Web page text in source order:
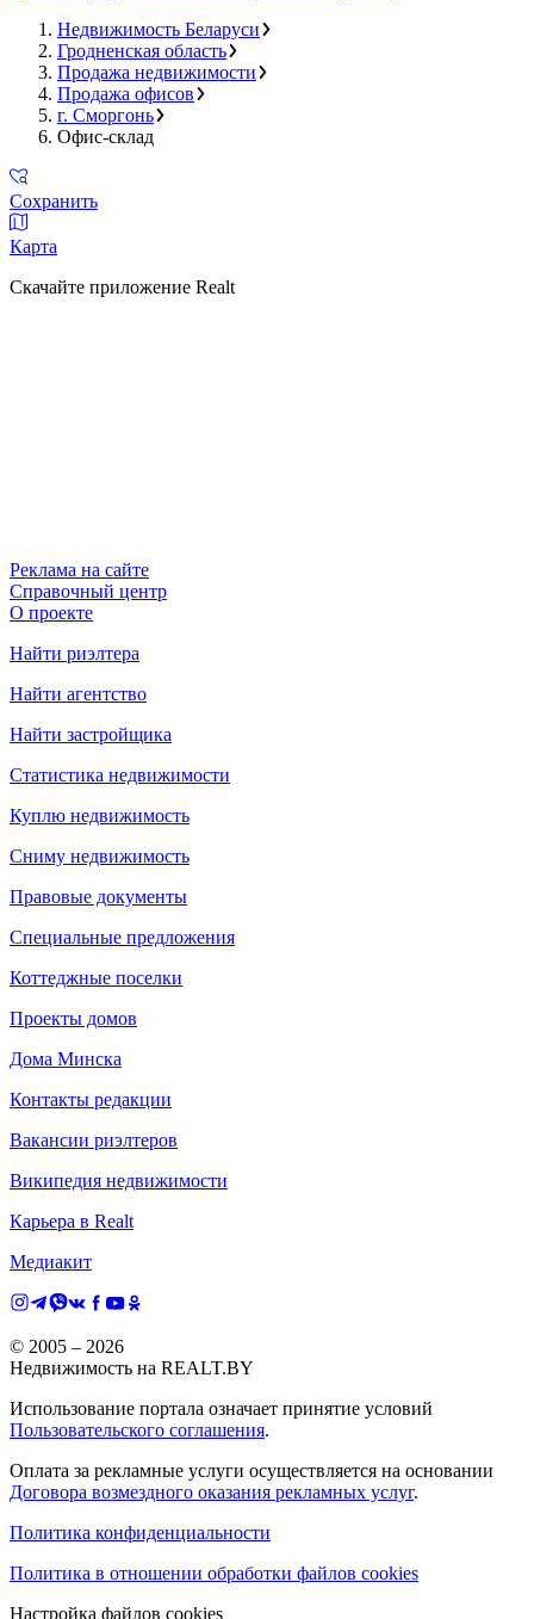
Недвижимость Беларуси
Гродненская область
Продажа недвижимости
Продажа офисов
г. Сморгонь
Офис-склад
Сохранить
Карта
Скачайте приложение Realt
Реклама на сайте
Справочный центр
О проекте
Найти риэлтера
Найти агентство
Найти застройщика
Статистика недвижимости
Куплю недвижимость
Сниму недвижимость
Правовые документы
Специальные предложения
Коттеджные поселки
Проекты домов
Дома Минска
Контакты редакции
Вакансии риэлтеров
Википедия недвижимости
Карьера в Realt
Медиакит
© 2005 – 2026
Недвижимость на REALT.BY
Использование портала означает принятие условий
Пользовательского соглашения.
Оплата за рекламные услуги осуществляется на основании
Договора возмездного оказания рекламных услуг.
Политика конфиденциальности
Политика в отношении обработки файлов cookies
Настройка файлов cookies